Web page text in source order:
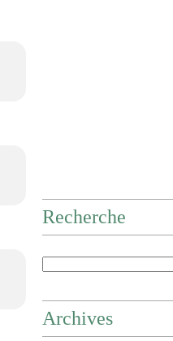
Recherche
Archives